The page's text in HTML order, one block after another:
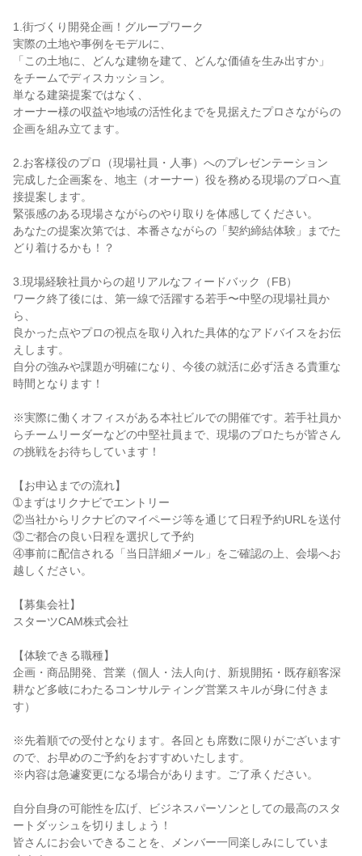
1.街づくり開発企画！グループワーク
実際の土地や事例をモデルに、
「この土地に、どんな建物を建て、どんな価値を生み出すか」
をチームでディスカッション。
単なる建築提案ではなく、
オーナー様の収益や地域の活性化までを見据えたプロさながらの
企画を組み立てます。
2.お客様役のプロ（現場社員・人事）へのプレゼンテーション
完成した企画案を、地主（オーナー）役を務める現場のプロへ直
接提案します。
緊張感のある現場さながらのやり取りを体感してください。
あなたの提案次第では、本番さながらの「契約締結体験」までた
どり着けるかも！？
3.現場経験社員からの超リアルなフィードバック（FB）
ワーク終了後には、第一線で活躍する若手〜中堅の現場社員か
ら、
良かった点やプロの視点を取り入れた具体的なアドバイスをお伝
えします。
自分の強みや課題が明確になり、今後の就活に必ず活きる貴重な
時間となります！
※実際に働くオフィスがある本社ビルでの開催です。若手社員か
らチームリーダーなどの中堅社員まで、現場のプロたちが皆さん
の挑戦をお待ちしています！
【お申込までの流れ】
➀まずはリクナビでエントリー
②当社からリクナビのマイページ等を通じて日程予約URLを送付
③ご都合の良い日程を選択して予約
④事前に配信される「当日詳細メール」をご確認の上、会場へお
越しください。
【募集会社】
スターツCAM株式会社
【体験できる職種】
企画・商品開発、営業（個人・法人向け、新規開拓・既存顧客深
耕など多岐にわたるコンサルティング営業スキルが身に付きま
す）
※先着順での受付となります。各回とも席数に限りがございます
ので、お早めのご予約をおすすめいたします。
※内容は急遽変更になる場合があります。ご了承ください。
自分自身の可能性を広げ、ビジネスパーソンとしての最高のスタ
ートダッシュを切りましょう！
皆さんにお会いできることを、メンバー一同楽しみにしていま